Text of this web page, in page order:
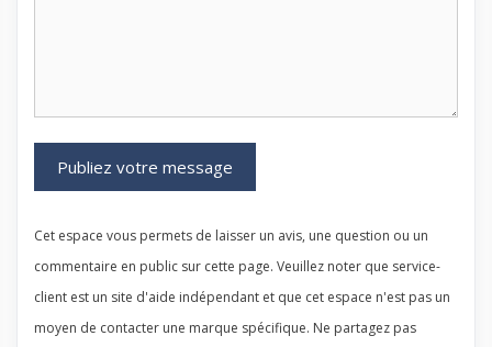
Cet espace vous permets de laisser un avis, une question ou un
commentaire en public sur cette page. Veuillez noter que service-
client est un site d'aide indépendant et que cet espace n'est pas un
moyen de contacter une marque spécifique. Ne partagez pas